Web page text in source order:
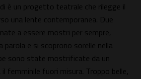
è un progetto teatrale che rilegge il
una lente contemporanea. Due
a essere mostri per sempre,
parola e si scoprono sorelle nella
sono state mostrificate da un
femminile fuori misura. Troppo belle,